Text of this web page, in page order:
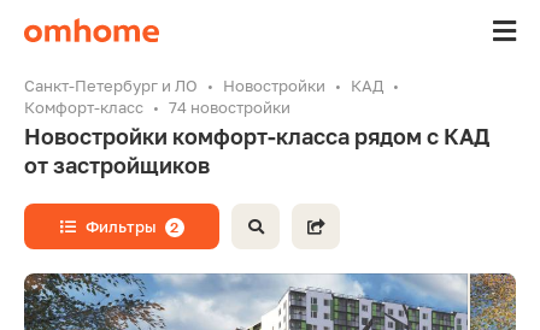
Санкт-Петербург и ЛО Новостройки
КАД
Комфорт-класс
74 новостройки
Новостройки комфорт-класса рядом с КАД
от застройщиков
Фильтры 2